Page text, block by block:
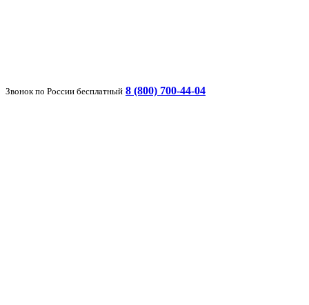
Звонок по России бесплатный 8 (800) 700-44-04